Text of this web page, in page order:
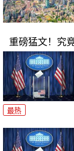
重磅猛文！究
最热